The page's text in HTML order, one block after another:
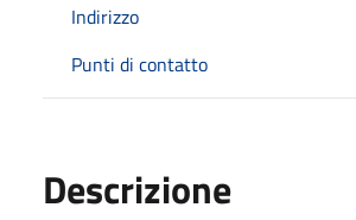
Indirizzo
Punti di contatto
Descrizione